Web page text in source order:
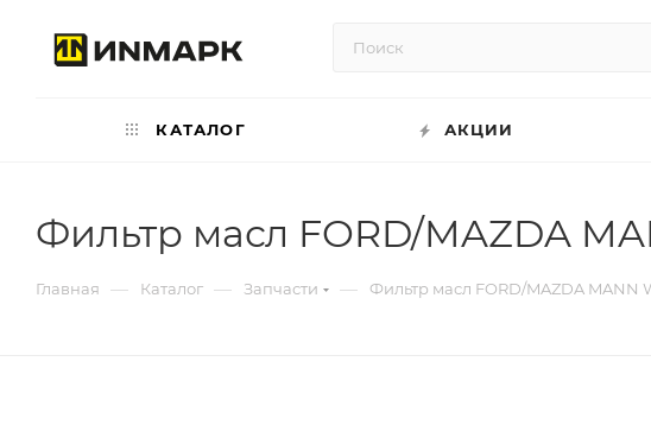
КАТАЛОГ АКЦИИ
Фильтр масл FORD/MAZDA
Главная — Каталог — Запчасти — Фильтр масл FORD/MAZDA MANN